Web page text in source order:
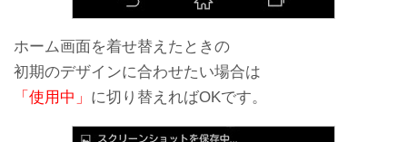
ホーム画面を着せ替えたときの
初期のデザインに合わせたい場合は
「使用中」 に切り替えればOKです。